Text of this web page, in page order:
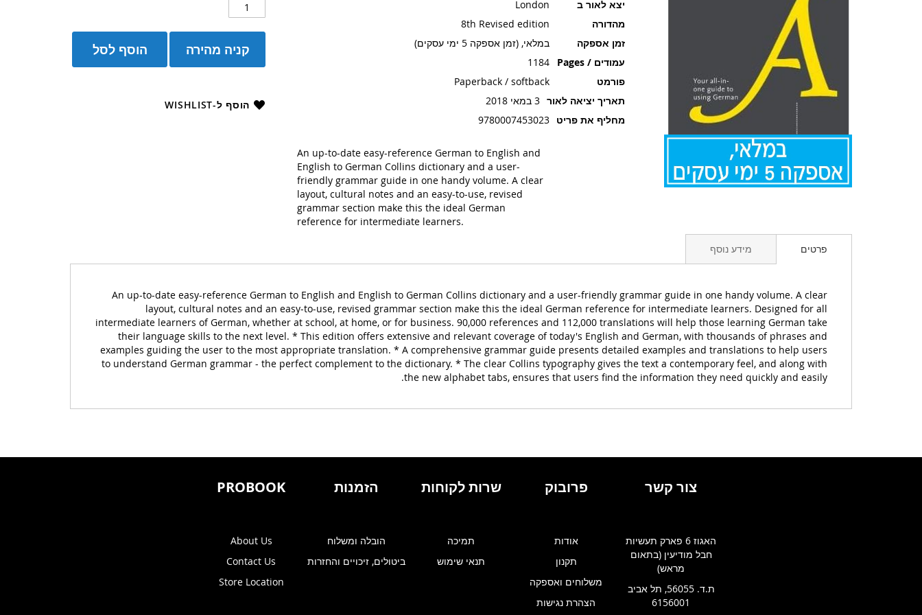
הוסף לסל קניה מהירה
הוסף ל-WISHLIST
יצא לאור ב
London
מהדורה
8th Revised edition
זמן אספקה
במלאי, (זמן אספקה 5 ימי עסקים)
עמודים / Pages
1184
פורמט
Paperback / softback
תאריך יציאה לאור 3 במאי 2018
מחליף את פריט 9780007453023
An up-to-date easy-reference German to English and
English to German Collins dictionary and a user-
friendly grammar guide in one handy volume. A clear
layout, cultural notes and an easy-to-use, revised
grammar section make this the ideal German
reference for intermediate learners.
גלריית
תמונותפרטים
An up-to-date easy-reference German to English and English to German Collins dictionary and a user-friendly grammar guide in one handy volume. A clear
layout, cultural notes and an easy-to-use, revised grammar section make this the ideal German reference for intermediate learners. Designed for all
intermediate learners of German, whether at school, at home, or for business. 90,000 references and 112,000 translations will help those learning German take
their language skills to the next level. * This edition offers extensive and relevant coverage of today's English and German, with thousands of phrases and
examples guiding the user to the most appropriate translation. * A comprehensive grammar guide presents detailed examples and translations to help users
to understand German grammar - the perfect complement to the dictionary. * The clear Collins typography gives the text a contemporary feel, and along with
the new alphabet tabs, ensures that users find the information they need quickly and easily.
מידע נוסף
צור קשר
האגוז 6 פארק תעשיות
חבל מודיעין (בתאום
מראש)
ת.ד. 56055, תל אביב
6156001
פרובוק
אודות
תקנון
משלוחים ואספקה
הצהרת נגישות
שרות לקוחות
תמיכה
תנאי שימוש
הזמנות
הובלה ומשלוח
ביטולים, זיכויים והחזרות
PROBOOK
About Us
Contact Us
Store Location